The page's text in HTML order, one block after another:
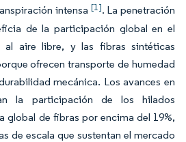
intensa [1]. La penetración
de la participación global en el
al aire libre, y las fibras sintéticas
ofrecen transporte de humedad
mecánica. Los avances en
la participación de los hilados
global de fibras por encima del 19%,
de escala que sustentan el mercado